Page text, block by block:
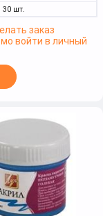
30 шт.
заказ
войти в личный